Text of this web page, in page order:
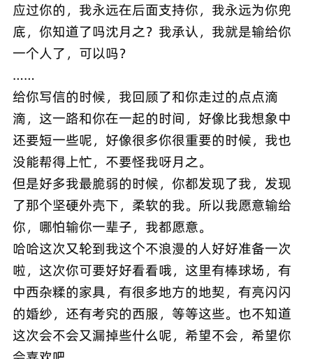
应过你的，我永远在后面支持你，我永远为你兜
底，你知道了吗沈月之？我承认，我就是输给你
一个人了，可以吗？
……
给你写信的时候，我回顾了和你走过的点点滴
滴，这一路和你在一起的时间，好像比我想象中
还要短一些呢，好像很多你很重要的时候，我也
没能帮得上忙，不要怪我呀月之。
但是好多我最脆弱的时候，你都发现了我，发现
了那个坚硬外壳下，柔软的我。所以我愿意输给
你，哪怕输你一辈子，我都愿意。
哈哈这次又轮到我这个不浪漫的人好好准备一次
啦，这次你可要好好看看哦，这里有棒球场，有
中西杂糅的家具，有很多地方的地契，有亮闪闪
的婚纱，还有考究的西服，等等这些。也不知道
这次会不会又漏掉些什么呢，希望不会，希望你